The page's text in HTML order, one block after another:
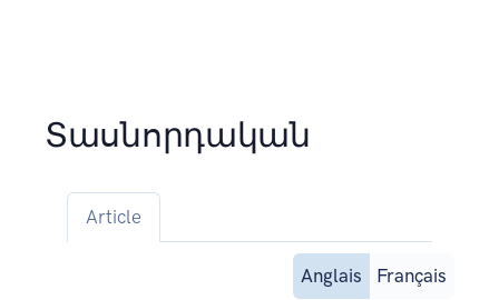
Տասնորդական
Article
Anglais Français